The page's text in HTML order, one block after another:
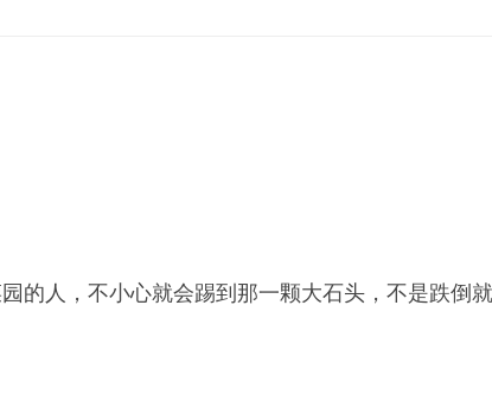
人，不小心就会踢到那一颗大石头，不是跌倒就